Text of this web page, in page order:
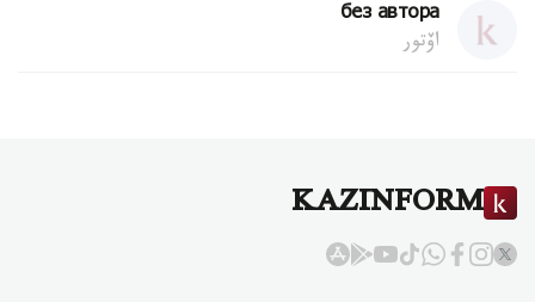
без автора
اۆتور
KAZINFORM